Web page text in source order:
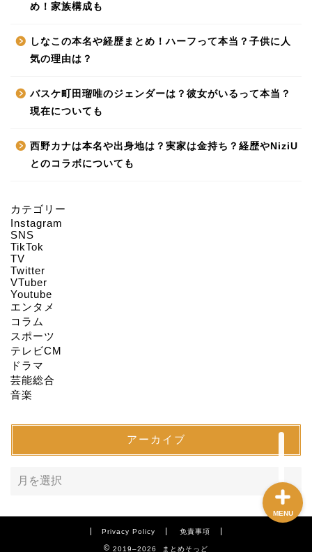
め！家族構成も
しなこの本名や経歴まとめ！ハーフって本当？子供に人
気の理由は？
バスケ町田瑠唯のジェンダーは？彼女がいるって本当？
現在についても
西野カナは本名や出身地は？実家は金持ち？経歴やNiziU
とのコラボについても
カテゴリー
Instagram
SNS
TikTok
TV
Twitter
VTuber
Youtube
エンタメ
コラム
スポーツ
テレビCM
ドラマ
芸能総合
音楽
アーカイブ
Privacy Policy 免責事項
2019–2026 まとめそっど
MENU